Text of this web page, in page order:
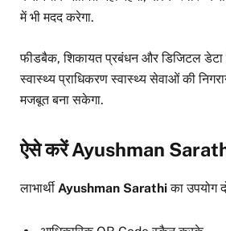
में भी मदद करेगा.
फीडबैक, शिकायत प्रबंधन और डिजिटल डेटा
स्वास्थ्य प्राधिकरण स्वास्थ्य सेवाओं की
मजबूत बना सकेगा.
ऐसे करें Ayushman
लाभार्थी Ayushman Sarathiका उपयोग